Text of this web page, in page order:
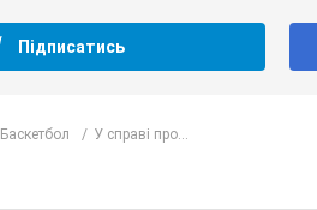
Підписатись
Баскетбол У справі про...